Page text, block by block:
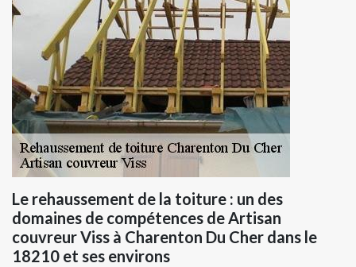
Le rehaussement de la toiture : un des
domaines de compétences de Artisan
couvreur Viss à Charenton Du Cher dans le
18210 et ses environs